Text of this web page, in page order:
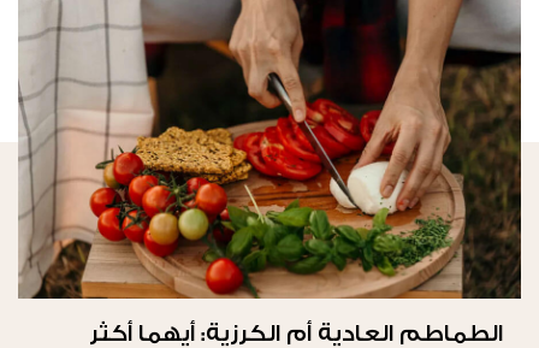
الطماطم العادية أم الكرزية: أيهما أكثر